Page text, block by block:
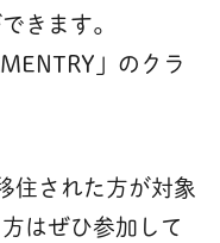
きます。
」のクラ
住された方が対象
はぜひ参加して